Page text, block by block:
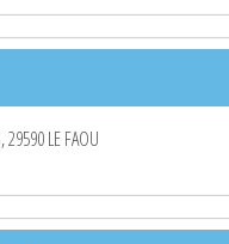
29590 LE FAOU